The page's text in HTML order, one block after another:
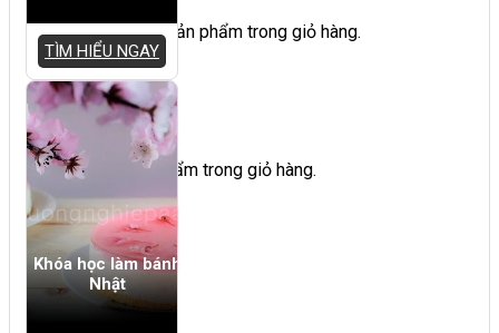
Chưa có sản phẩm trong giỏ hàng.
Giỏ hàng
Chưa có sản phẩm trong giỏ hàng.
TÌM HIỂU NGAY
Khóa học làm bánh
Nhật